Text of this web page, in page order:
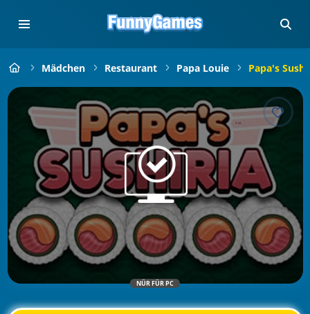
Mädchen Restaurant Papa Louie Papa's
NÜR FÜR PC